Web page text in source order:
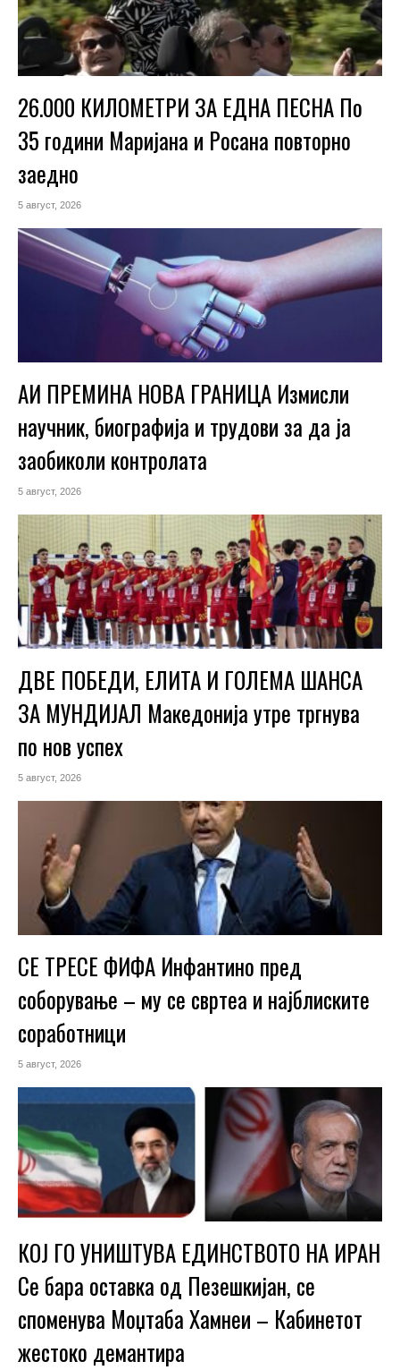
26.000 КИЛОМЕТРИ ЗА ЕДНА ПЕСНА По
35 години Маријана и Росана повторно
заедно
5 август, 2026
АИ ПРЕМИНА НОВА ГРАНИЦА Измисли
научник, биографија и трудови за да ја
заобиколи контролата
5 август, 2026
ДВЕ ПОБЕДИ, ЕЛИТА И ГОЛЕМА ШАНСА
ЗА МУНДИЈАЛ Македонија утре тргнува
по нов успех
5 август, 2026
СЕ ТРЕСЕ ФИФА Инфантино пред
соборување – му се свртеа и најблиските
соработници
5 август, 2026
КОЈ ГО УНИШТУВА ЕДИНСТВОТО НА ИРАН
Се бара оставка од Пезешкијан, се
споменува Моџтаба Хамнеи – Кабинетот
жестоко демантира